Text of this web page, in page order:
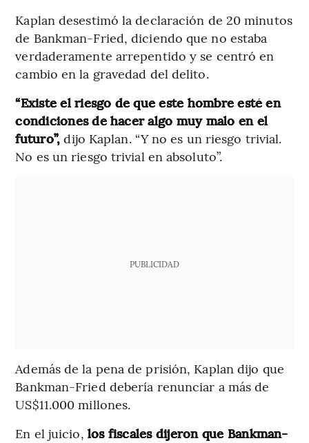
Kaplan desestimó la declaración de 20 minutos
de Bankman-Fried, diciendo que no estaba
verdaderamente arrepentido y se centró en
cambio en la gravedad del delito.
“Existe el riesgo de que este hombre esté en
condiciones de hacer algo muy malo en el
futuro”, dijo Kaplan. “Y no es un riesgo trivial.
No es un riesgo trivial en absoluto”.
PUBLICIDAD
Además de la pena de prisión, Kaplan dijo que
Bankman-Fried debería renunciar a más de
US$11.000 millones.
En el juicio, los fiscales dijeron que Bankman-